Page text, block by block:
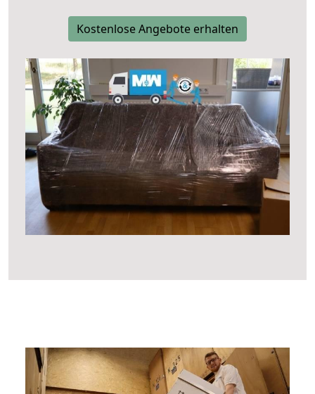
Kostenlose Angebote erhalten